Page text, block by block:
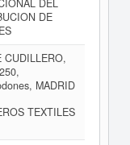
DEL
DE
CUDILLERO,
MADRID
TEXTILES